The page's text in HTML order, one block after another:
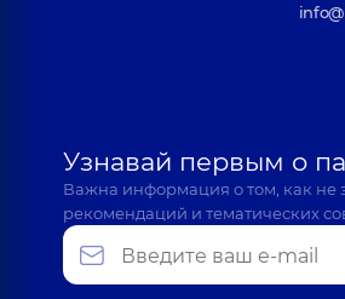
Узнавай первым о
Важна информация о том, как не
рекомендаций и тематических